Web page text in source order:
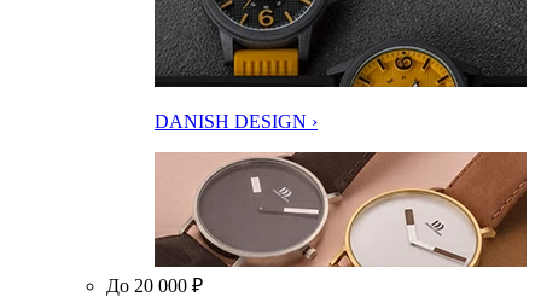
DANISH DESIGN ›
До 20 000 ₽